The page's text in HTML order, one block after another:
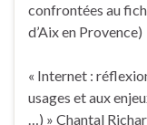
confrontées au
d’Aix en Provence)
« Internet :
usages et aux
…) » Chantal